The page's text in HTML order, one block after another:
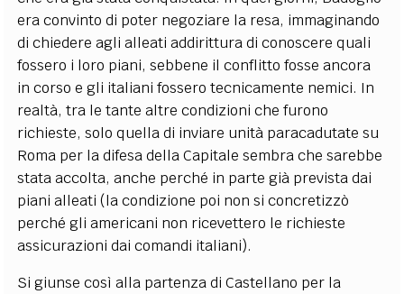
era convinto di poter negoziare la resa, immaginando
di chiedere agli alleati addirittura di conoscere quali
fossero i loro piani, sebbene il conflitto fosse ancora
in corso e gli italiani fossero tecnicamente nemici. In
realtà, tra le tante altre condizioni che furono
richieste, solo quella di inviare unità paracadutate su
Roma per la difesa della Capitale sembra che sarebbe
stata accolta, anche perché in parte già prevista dai
piani alleati (la condizione poi non si concretizzò
perché gli americani non ricevettero le richieste
assicurazioni dai comandi italiani).
Si giunse così alla partenza di Castellano per la